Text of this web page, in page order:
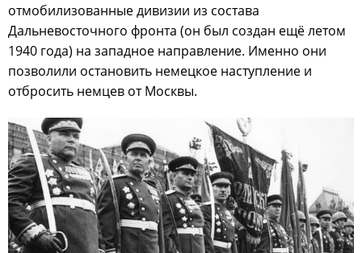
отмобилизованные дивизии из состава
Дальневосточного фронта (он был создан ещё летом
1940 года) на западное направление. Именно они
позволили остановить немецкое наступление и
отбросить немцев от Москвы.